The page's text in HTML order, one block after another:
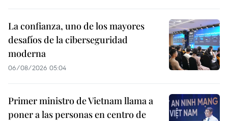
La confianza, uno de los mayores
desafíos de la ciberseguridad
moderna
06/08/2026 05:04
Primer ministro de Vietnam llama a
poner a las personas en centro de